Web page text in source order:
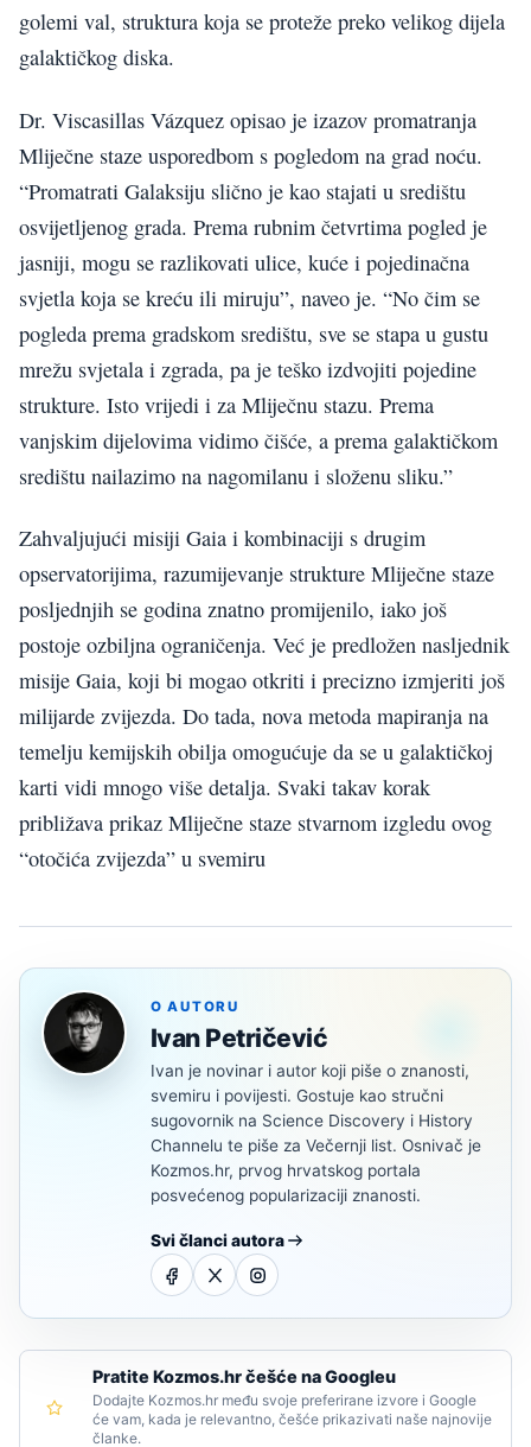
golemi val, struktura koja se proteže preko velikog dijela
galaktičkog diska.
Dr. Viscasillas Vázquez opisao je izazov promatranja
Mliječne staze usporedbom s pogledom na grad noću.
“Promatrati Galaksiju slično je kao stajati u središtu
osvijetljenog grada. Prema rubnim četvrtima pogled je
jasniji, mogu se razlikovati ulice, kuće i pojedinačna
svjetla koja se kreću ili miruju”, naveo je. “No čim se
pogleda prema gradskom središtu, sve se stapa u gustu
mrežu svjetala i zgrada, pa je teško izdvojiti pojedine
strukture. Isto vrijedi i za Mliječnu stazu. Prema
vanjskim dijelovima vidimo čišće, a prema galaktičkom
središtu nailazimo na nagomilanu i složenu sliku.”
Zahvaljujući misiji Gaia i kombinaciji s drugim
opservatorijima, razumijevanje strukture Mliječne staze
posljednjih se godina znatno promijenilo, iako još
postoje ozbiljna ograničenja. Već je predložen nasljednik
misije Gaia, koji bi mogao otkriti i precizno izmjeriti još
milijarde zvijezda. Do tada, nova metoda mapiranja na
temelju kemijskih obilja omogućuje da se u galaktičkoj
karti vidi mnogo više detalja. Svaki takav korak
približava prikaz Mliječne staze stvarnom izgledu ovog
“otočića zvijezda” u svemiru
O AUTORU
Ivan Petričević
Ivan je novinar i autor koji piše o znanosti,
svemiru i povijesti. Gostuje kao stručni
sugovornik na Science Discovery i History
Channelu te piše za Večernji list. Osnivač je
Kozmos.hr, prvog hrvatskog portala
posvećenog popularizaciji znanosti.
Svi članci autora
Pratite Kozmos.hr češće na Googleu
Dodajte Kozmos.hr među svoje preferirane izvore i Google
će vam, kada je relevantno, češće prikazivati naše najnovije
članke.